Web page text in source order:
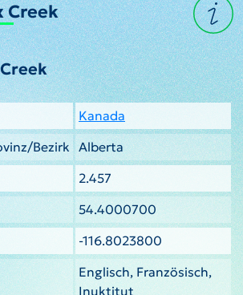
Creek
Kanada
Bezirk
Alberta
2.457
54.4000700
-116.8023800
Englisch, Französisch,
Inuktitut